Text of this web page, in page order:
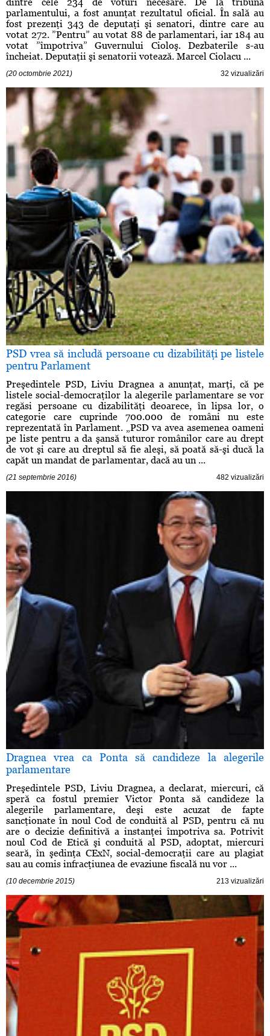
dintre cele 234 de voturi necesare. De la tribuna
parlamentului, a fost anunţat rezultatul oficial. În sală au
fost prezenţi 343 de deputaţi şi senatori, dintre care au
votat 272. ”Pentru” au votat 88 de parlamentari, iar 184 au
votat ”împotriva” Guvernului Cioloş. Dezbaterile s-au
încheiat. Deputaţii şi senatorii votează. Marcel Ciolacu ...
(20 octombrie 2021) 32 vizualizări
PSD vrea să includă persoane cu dizabilităţi pe listele
pentru Parlament
Preşedintele PSD, Liviu Dragnea a anunţat, marţi, că pe
listele social-democraţilor la alegerile parlamentare se vor
regăsi persoane cu dizabilităţi deoarece, în lipsa lor, o
categorie care cuprinde 700.000 de români nu este
reprezentată în Parlament. „PSD va avea asemenea oameni
pe liste pentru a da şansă tuturor românilor care au drept
de vot şi care au dreptul să fie aleşi, să poată să-şi ducă la
capăt un mandat de parlamentar, dacă au un ...
(21 septembrie 2016) 482 vizualizări
Dragnea vrea ca Ponta să candideze la alegerile
parlamentare
Preşedintele PSD, Liviu Dragnea, a declarat, miercuri, că
speră ca fostul premier Victor Ponta să candideze la
alegerile parlamentare, deşi este acuzat de fapte
sancţionate în noul Cod de conduită al PSD, pentru că nu
are o decizie definitivă a instanţei împotriva sa. Potrivit
noul Cod de Etică şi conduită al PSD, adoptat, miercuri
seară, în şedinţa CExN, social-democraţii care au plagiat
sau au comis infracţiunea de evaziune fiscală nu vor ...
(10 decembrie 2015) 213 vizualizări